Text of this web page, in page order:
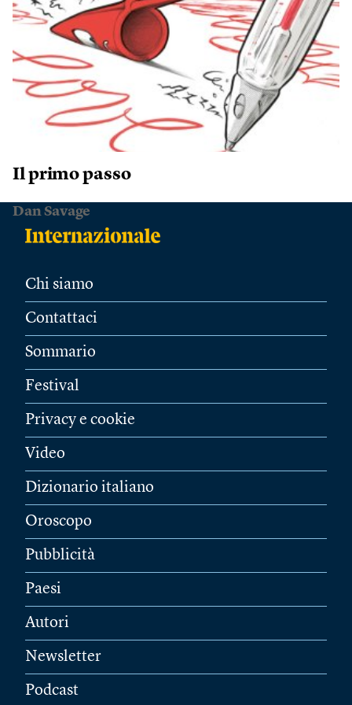
Il primo passo
Dan Savage
Chi siamo
Contattaci
Sommario
Festival
Privacy e cookie
Video
Dizionario italiano
Oroscopo
Pubblicità
Paesi
Autori
Newsletter
Podcast